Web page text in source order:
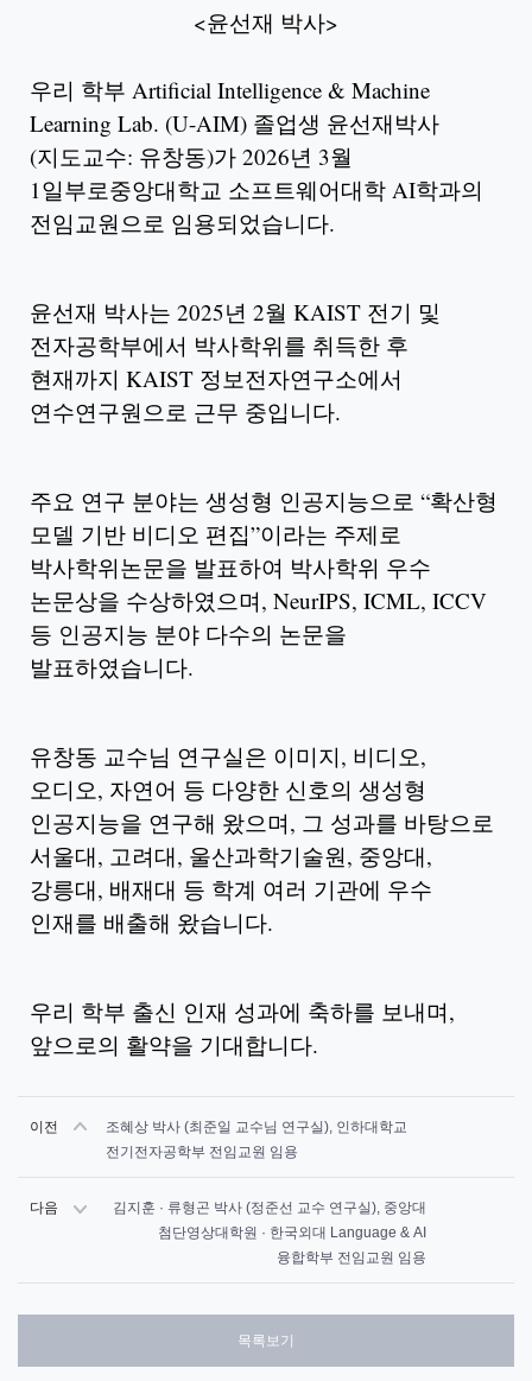
<윤선재 박사>
우리 학부 Artificial Intelligence & Machine
Learning Lab. (U-AIM) 졸업생 윤선재박사
(지도교수: 유창동)가 2026년 3월
1일부로중앙대학교 소프트웨어대학 AI학과의
전임교원으로 임용되었습니다.
윤선재 박사는 2025년 2월 KAIST 전기 및
전자공학부에서 박사학위를 취득한 후
현재까지 KAIST 정보전자연구소에서
연수연구원으로 근무 중입니다.
주요 연구 분야는 생성형 인공지능으로 “확산형
모델 기반 비디오 편집”이라는 주제로
박사학위논문을 발표하여 박사학위 우수
논문상을 수상하였으며, NeurIPS, ICML, ICCV
등 인공지능 분야 다수의 논문을
발표하였습니다.
유창동 교수님 연구실은 이미지, 비디오,
오디오, 자연어 등 다양한 신호의 생성형
인공지능을 연구해 왔으며, 그 성과를 바탕으로
서울대, 고려대, 울산과학기술원, 중앙대,
강릉대, 배재대 등 학계 여러 기관에 우수
인재를 배출해 왔습니다.
우리 학부 출신 인재 성과에 축하를 보내며,
앞으로의 활약을 기대합니다.
이전
조혜상 박사 (최준일 교수님 연구실), 인하대학교
전기전자공학부 전임교원 임용
다음
김지훈 · 류형곤 박사 (정준선 교수 연구실), 중앙대
첨단영상대학원 · 한국외대 Language & AI
융합학부 전임교원 임용
목록보기